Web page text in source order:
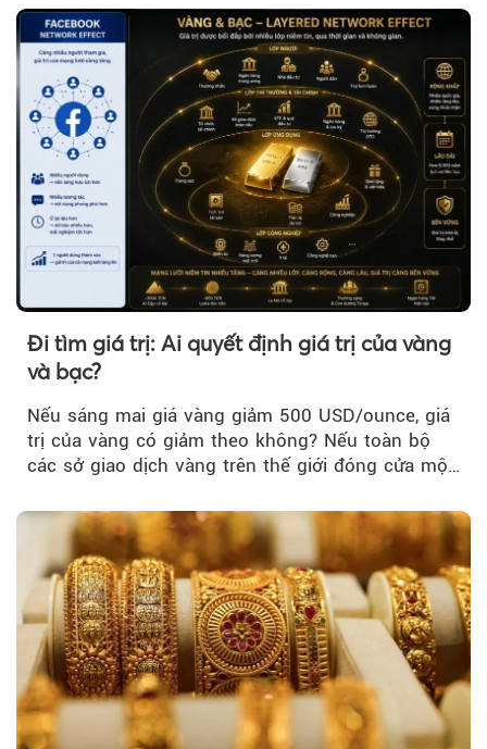
trì trên ngưỡng 4.000 USD/ounce.
Đi tìm giá trị: Ai quyết định giá trị của vàng
và bạc?
Nếu sáng mai giá vàng giảm 500 USD/ounce, giá
trị của vàng có giảm theo không? Nếu toàn bộ
các sở giao dịch vàng trên thế giới đóng cửa một